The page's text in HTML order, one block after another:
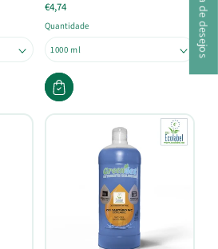
€4,74
Quantidade